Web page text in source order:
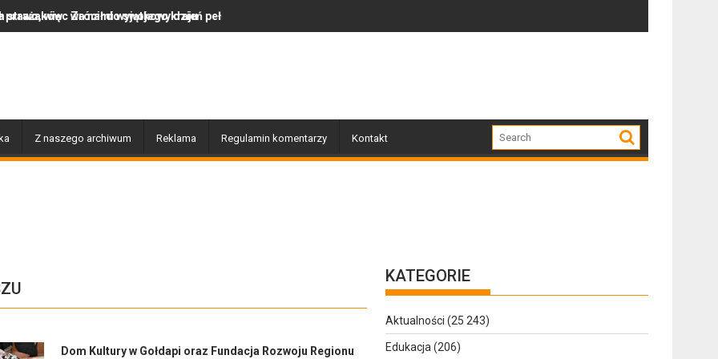
do swojego kraju
wyjątkowy dzień pełen muzyki, tańca i niezapomnianych emocji!
Z naszego archiwum Reklama Regulamin komentarzy Kontakt
Dom Kultury w Gołdapi oraz Fundacja Rozwoju Regionu
KATEGORIE
Aktualności (25 243)
Edukacja (206)